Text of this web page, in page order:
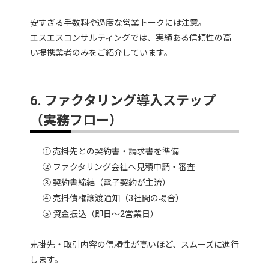
安すぎる手数料や過度な営業トークには注意。
エスエスコンサルティングでは、実績ある信頼性の高
い提携業者のみをご紹介しています。
6. ファクタリング導入ステップ
（実務フロー）
① 売掛先との契約書・請求書を準備
② ファクタリング会社へ見積申請・審査
③ 契約書締結（電子契約が主流）
④ 売掛債権譲渡通知（3社間の場合）
⑤ 資金振込（即日〜2営業日）
売掛先・取引内容の信頼性が高いほど、スムーズに進行
します。